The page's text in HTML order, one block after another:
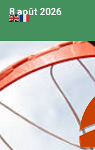
8 août 2026